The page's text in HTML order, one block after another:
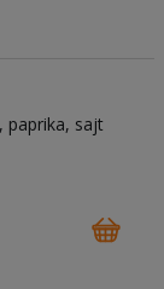
paprika sajt